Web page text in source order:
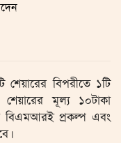
শেয়ারের বিপরীতে ১টি
শেয়ারের মূল্য ১০টাকা
বিএমআরই প্রকল্প এবং